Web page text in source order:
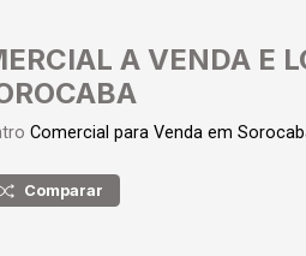
A VENDA E
Comercial para Venda em
Comparar